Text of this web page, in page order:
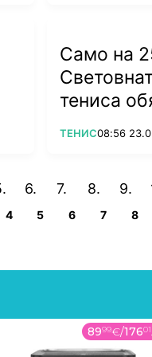
Само на
тениса
ПОВЕЧЕ ОТ
ТЕНИС08:56
4 5 6 7 8
8999€/17601